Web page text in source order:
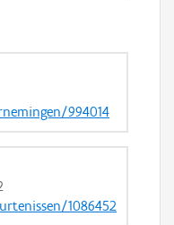
994014
1086452